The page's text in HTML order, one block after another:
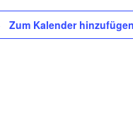
Zum Kalender